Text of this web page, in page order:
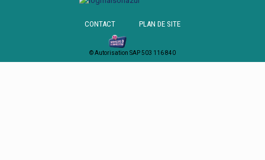
CONTACT PLAN DE SITE
© Autorisation SAP 503 116 840